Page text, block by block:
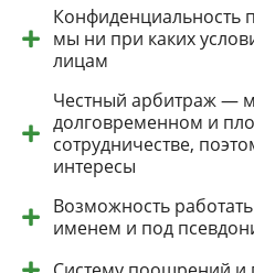
Конфиденциальность
мы ни при каких
лицам
Честный арбитраж —
долговременном и
сотрудничестве,
интересы
Возможность
именем и под